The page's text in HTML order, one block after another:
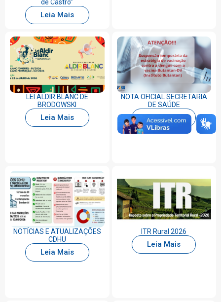
de Castro”
Leia Mais
LEI ALDIR BLANC DE
BRODOWSKI
Leia Mais
NOTA OFICIAL SECRETARIA
DE SAÚDE
Leia Mais
NOTÍCIAS E ATUALIZAÇÕES
CDHU
Leia Mais
ITR Rural 2026
Leia Mais